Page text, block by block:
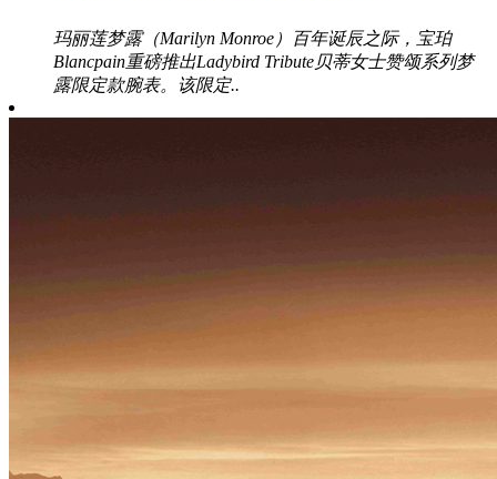
玛丽莲梦露（Marilyn Monroe）百年诞辰之际，宝珀
Blancpain重磅推出Ladybird Tribute贝蒂女士赞颂系列梦
露限定款腕表。该限定..